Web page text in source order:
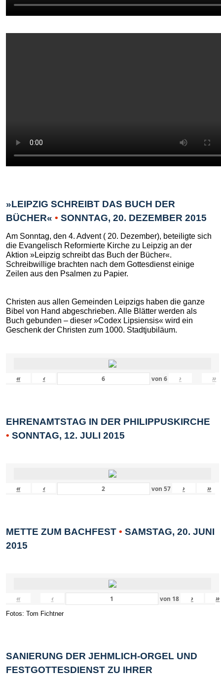
»LEIPZIG SCHREIBT DAS BUCH DER
BÜCHER« • SONNTAG, 20. DEZEMBER 2015
Am Sonntag, den 4. Advent ( 20. Dezember), beteiligte sich
die Evangelisch Reformierte Kirche zu Leipzig an der
Aktion »Leipzig schreibt das Buch der Bücher«.
Schreibwillige brachten nach dem Gottesdienst einige
Zeilen aus den Psalmen zu Papier.
Christen aus allen Gemeinden Leipzigs haben die ganze
Bibel von Hand abgeschrieben. Alle Blätter werden als
Buch gebunden – dieser »Codex Lipsiensis« wird ein
Geschenk der Christen zum 1000. Stadtjubiläum.
« ‹ von 6 › »
EHRENAMTSTAG IN DER PHILIPPUSKIRCHE
• SONNTAG, 12. JULI 2015
« ‹ von 57 › »
METTE ZUM BACHFEST • SAMSTAG, 20. JUNI
2015
« ‹ von 18 › »
Fotos: Tom Fichtner
SANIERUNG DER JEHMLICH-ORGEL UND
FESTGOTTESDIENST ZU IHRER